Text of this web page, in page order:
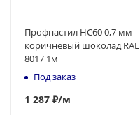
Профнастил НС60 0,7 мм
коричневый шоколад RAL
8017 1м
Под заказ
1 287 ₽/м